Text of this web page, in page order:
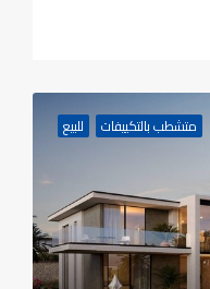
متشطب بالتكييفات للبيع